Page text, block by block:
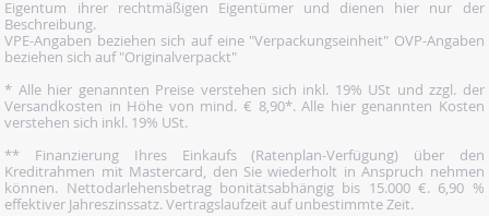
Eigentum ihrer rechtmäßigen Eigentümer und dienen hier nur der
Beschreibung.
VPE-Angaben beziehen sich auf eine "Verpackungseinheit" OVP-Angaben
beziehen sich auf "Originalverpackt"
* Alle hier genannten Preise verstehen sich inkl. 19% USt und zzgl. der
Versandkosten in Höhe von mind. € 8,90*. Alle hier genannten Kosten
verstehen sich inkl. 19% USt.
** Finanzierung Ihres Einkaufs (Ratenplan-Verfügung) über den
Kreditrahmen mit Mastercard, den Sie wiederholt in Anspruch nehmen
können. Nettodarlehensbetrag bonitätsabhängig bis 15.000 €. 6,90 %
effektiver Jahreszinssatz. Vertragslaufzeit auf unbestimmte Zeit.